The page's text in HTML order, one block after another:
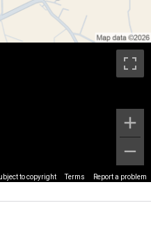
to copyright Terms Report a problem